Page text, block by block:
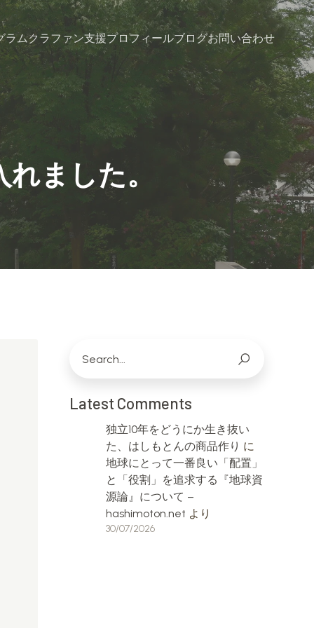
ラムクラファン支援プロフィールブログお問い合わせ
ました。
Latest Comments
独立10年をどうにか生き抜い
た、はしもとんの商品作り に
地球にとって一番良い「配置」
と「役割」を追求する『地球資
源論』について –
hashimoton.net より
30/07/2026